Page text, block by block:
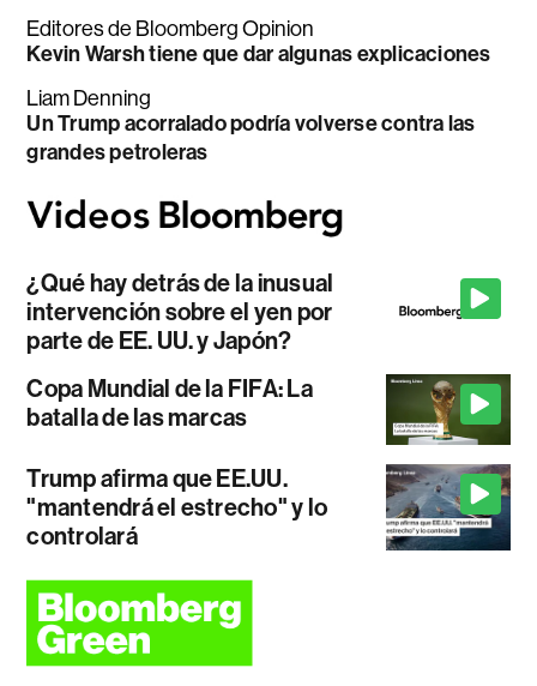
Editores de Bloomberg Opinion
Kevin Warsh tiene que dar algunas explicaciones
Liam Denning
Un Trump acorralado podría volverse contra las
grandes petroleras
¿Qué hay detrás de la inusual
intervención sobre el yen por
parte de EE. UU. y Japón?
Copa Mundial de la FIFA: La
batalla de las marcas
Trump afirma que EE.UU.
"mantendrá el estrecho" y lo
controlará